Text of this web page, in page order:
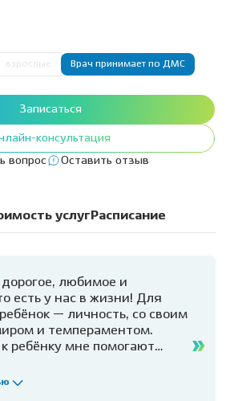
взрослые Врач принимает по ДМС
Записаться
консультация
вопрос
Оставить отзыв
услуг Расписание
любимое и
есть у нас в жизни! Для
— личность, со своим
и темпераментом.
ребёнку мне помогают
лечения необходимо